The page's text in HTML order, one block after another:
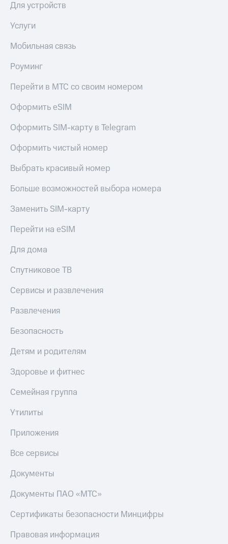
Для устройств
Услуги
Мобильная связь
Роуминг
Перейти в МТС со своим номером
Оформить eSIM
Оформить SIM-карту в Telegram
Оформить чистый номер
Выбрать красивый номер
Больше возможностей выбора номера
Заменить SIM-карту
Перейти на eSIM
Для дома
Спутниковое ТВ
Сервисы и развлечения
Развлечения
Безопасность
Детям и родителям
Здоровье и фитнес
Семейная группа
Утилиты
Приложения
Все сервисы
Документы
Документы ПАО «МТС»
Сертификаты безопасности Минцифры
Правовая информация